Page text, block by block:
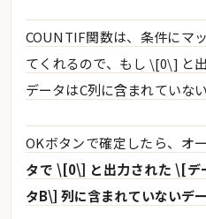
COUNTIF関数は、条件にマ
てくれるので、もし \[0\] と
データはC列に含まれていな
OKボタンで確定したら、オ
タで \[0\] と出力された \[デ
タB\] 列に含まれていないデー